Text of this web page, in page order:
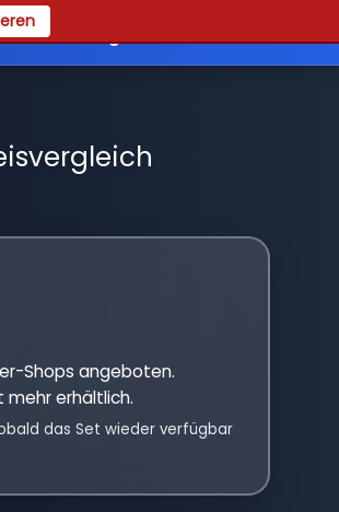
Shops angeboten.
erhältlich.
das Set wieder verfügbar